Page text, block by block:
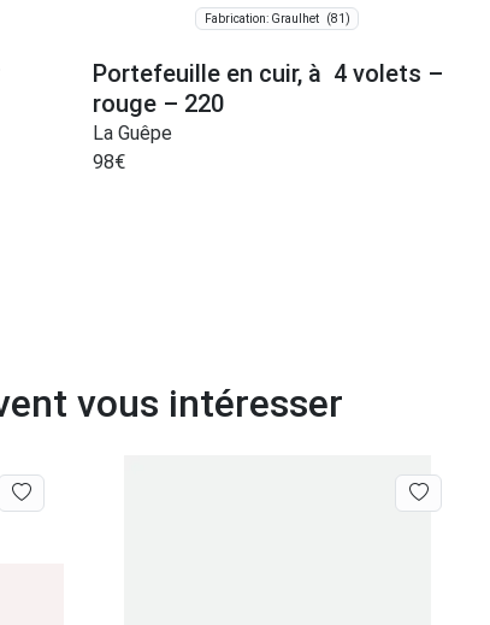
Fabrication: Graulhet (81)
Portefeuille en cuir, à 4 volets –
rouge – 220
La Guêpe
98€
vous intéresser